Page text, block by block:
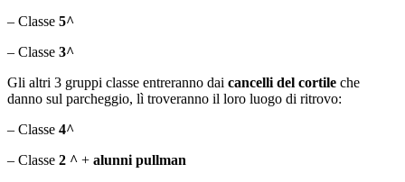
– Classe 5^
– Classe 3^
Gli altri 3 gruppi classe entreranno dai cancelli del cortile che
danno sul parcheggio, lì troveranno il loro luogo di ritrovo:
– Classe 4^
– Classe 2 ^ + alunni pullman